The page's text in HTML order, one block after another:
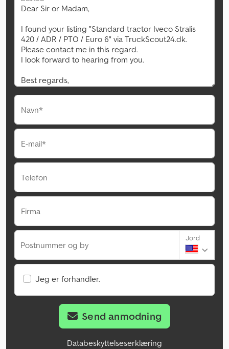
Navn*
E-mail*
Telefon
Firma
Postnummer og by
Jord
Jeg er forhandler.
Send anmodning
Databeskyttelseserklæring